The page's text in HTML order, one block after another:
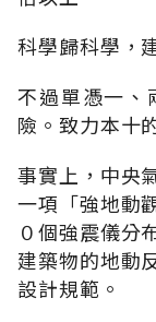
科學歸科學，
不過單憑一、
險。致力本十
事實上，中央
一項「強地動
０個強震儀分
建築物的地動
設計規範。